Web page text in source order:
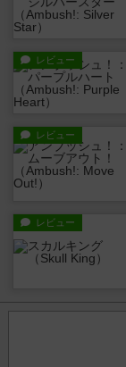
レビュー
レビュー
レビュー